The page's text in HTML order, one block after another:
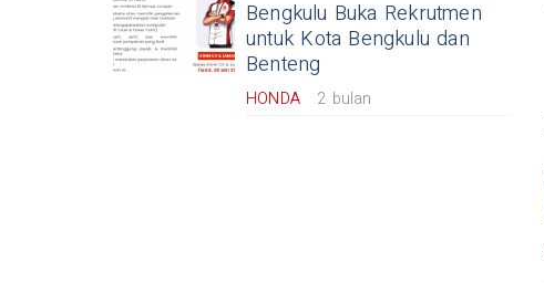
Bengkulu Buka Rekrutmen
untuk Kota Bengkulu dan
Benteng
HONDA 2 bulan